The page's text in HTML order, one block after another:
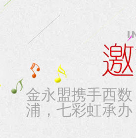
金永盟携手西数
浦，七彩虹承办